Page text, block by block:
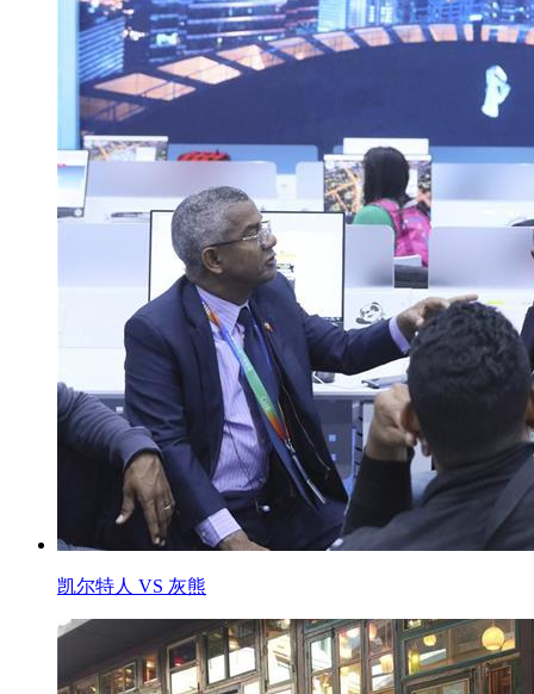
凯尔特人 VS 灰熊